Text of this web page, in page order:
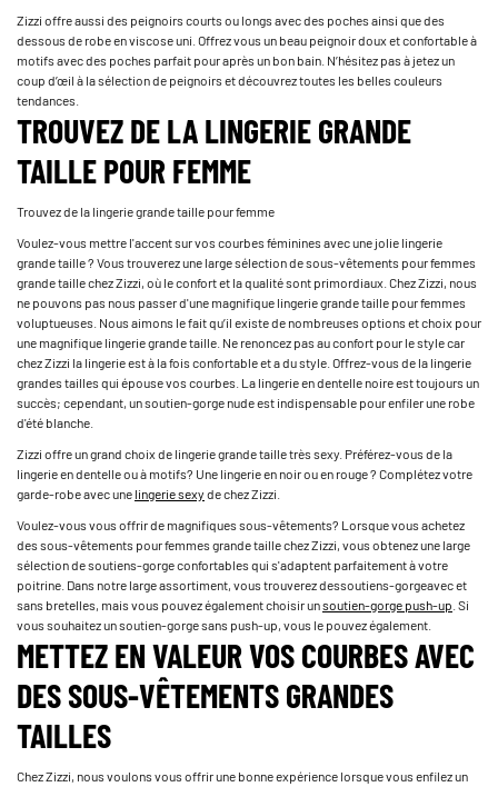
Zizzi offre aussi des peignoirs courts ou longs avec des poches ainsi que des
dessous de robe en viscose uni. Offrez vous un beau peignoir doux et confortable à
motifs avec des poches parfait pour après un bon bain. N’hésitez pas à jetez un
coup d’œil à la sélection de peignoirs et découvrez toutes les belles couleurs
tendances.
TROUVEZ DE LA LINGERIE GRANDE
TAILLE POUR FEMME
Trouvez de la lingerie grande taille pour femme
Voulez-vous mettre l'accent sur vos courbes féminines avec une jolie lingerie
grande taille ? Vous trouverez une large sélection de sous-vêtements pour femmes
grande taille chez Zizzi, où le confort et la qualité sont primordiaux. Chez Zizzi, nous
ne pouvons pas nous passer d'une magnifique lingerie grande taille pour femmes
voluptueuses. Nous aimons le fait qu’il existe de nombreuses options et choix pour
une magnifique lingerie grande taille.­ Ne renoncez pas au confort pour le style car
chez Zizzi la lingerie est à la fois confortable et a du style. Offrez-vous de la lingerie
grandes tailles qui épouse vos courbes. La lingerie en dentelle noire est toujours un
succès; cependant, un soutien-gorge nude est indispensable pour enfiler une robe
d'été blanche.
Zizzi offre un grand choix de lingerie grande taille très sexy. Préférez-vous de la
lingerie en dentelle ou à motifs? Une lingerie en noir ou en rouge ? Complétez votre
garde-robe avec unelingerie sexyde chez Zizzi.
Voulez-vous vous offrir de magnifiques sous-vêtements? Lorsque vous achetez
des sous-vêtements pour femmes grande taille chez Zizzi, vous obtenez une large
sélection de soutiens-gorge confortables qui s'adaptent parfaitement à votre
poitrine. Dans notre large assortiment, vous trouverez des­soutiens-gorge­avec et
sans bretelles, mais vous pouvez également choisir unsoutien-gorge push-up. Si
vous souhaitez un soutien-gorge sans push-up, vous le pouvez également.
METTEZ EN VALEUR VOS COURBES AVEC
DES SOUS-VÊTEMENTS GRANDES
TAILLES
Chez Zizzi, nous voulons vous offrir une bonne expérience lorsque vous enfilez un